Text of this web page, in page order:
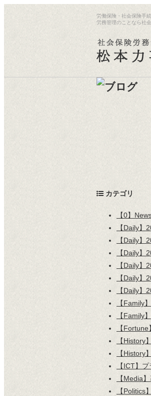
労働保険・社会保険手
労務管理のことなら社
カテゴリ
【0】
【Daily】
【Daily】
【Daily】
【Daily】
【Daily】
【Daily】
【Family
【Family
【
【History
【History
【ICT】
【Media
【Politics